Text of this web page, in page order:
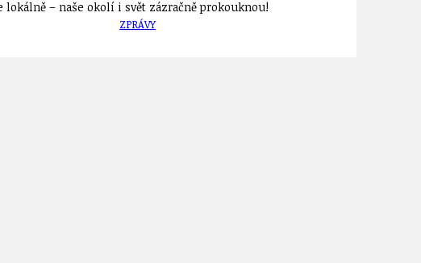
ZPRÁVY
– naše okolí i svět zázračně prokouknou!